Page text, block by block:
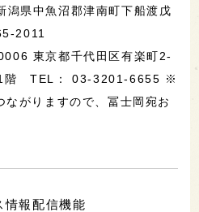
県中魚沼郡津南町下船渡戊
2011
東京都千代田区有楽町2-
階 TEL： 03-3201-6655 ※
ながりますので、冨士岡宛お
情報配信機能